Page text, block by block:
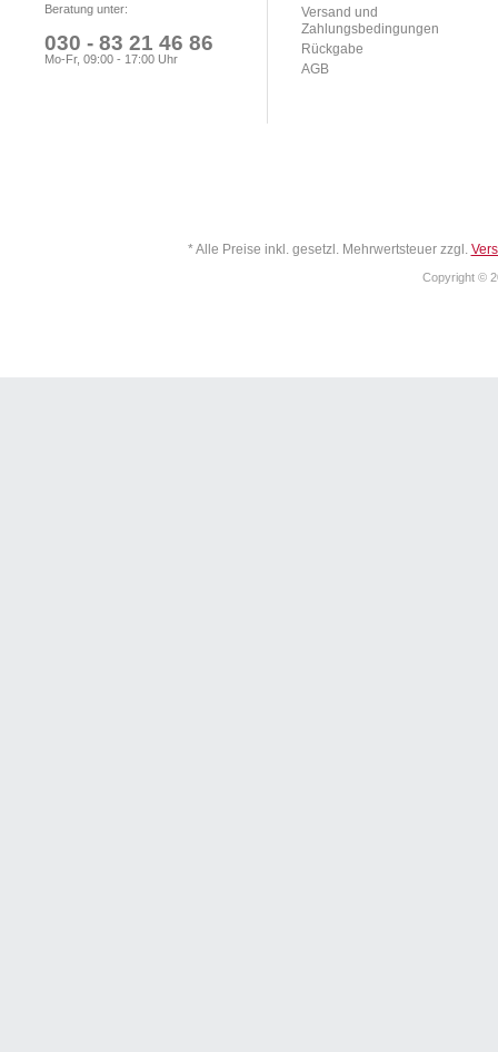
Beratung unter:
030 - 83 21 46 86
Mo-Fr, 09:00 - 17:00 Uhr
Versand und
Zahlungsbedingungen
Rückgabe
AGB
* Alle Preise inkl. gesetzl. Mehrwertsteuer zzgl.
Copyright ©